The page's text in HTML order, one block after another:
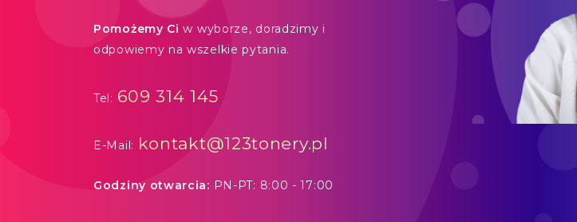
Pomożemy Ci w wyborze, doradzimy i
odpowiemy na wszelkie pytania.
Tel: 609 314 145
E-Mail: kontakt@123tonery.pl
Godziny otwarcia: PN-PT: 8:00 - 17:00